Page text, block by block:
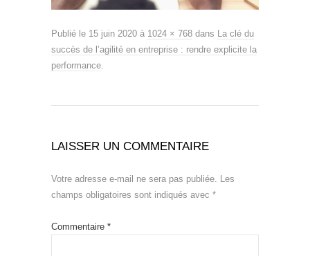
Publié le 15 juin 2020 à 1024 × 768 dans La clé du
succès de l’agilité en entreprise : rendre explicite la
performance.
LAISSER UN COMMENTAIRE
Votre adresse e-mail ne sera pas publiée. Les
champs obligatoires sont indiqués avec *
Commentaire *